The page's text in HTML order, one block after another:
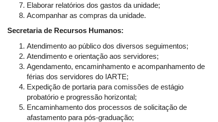
Elaborar relatórios dos gastos da unidade;
Acompanhar as compras da unidade.
Secretaria de Recursos Humanos:
Atendimento ao público dos diversos seguimentos;
Atendimento e orientação aos servidores;
Agendamento, encaminhamento e acompanhamento de
férias dos servidores do IARTE;
Expedição de portaria para comissões de estágio
probatório e progressão horizontal;
Encaminhamento dos processos de solicitação de
afastamento para pós-graduação;